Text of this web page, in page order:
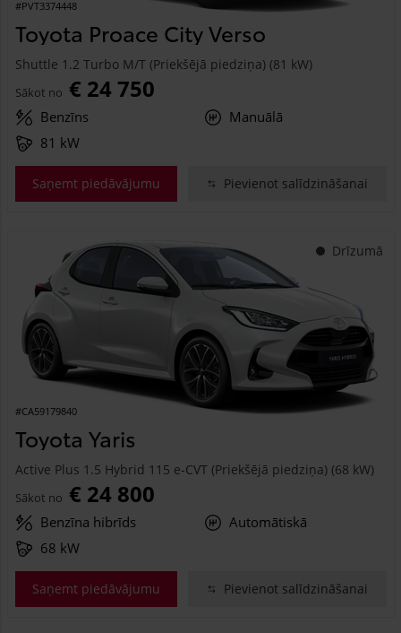
#PVT3374448
Toyota Proace City Verso
Shuttle 1.2 Turbo M/T (Priekšējā piedziņa) (81 kW)
Sākot no € 24 750
Benzīns
Manuālā
81 kW
Saņemt piedāvājumu Pievienot salīdzināšanai
Drīzumā
#CA59179840
Toyota Yaris
Active Plus 1.5 Hybrid 115 e-CVT (Priekšējā piedziņa) (68 kW)
Sākot no € 24 800
Benzīna hibrīds
Automātiskā
68 kW
Saņemt piedāvājumu Pievienot salīdzināšanai